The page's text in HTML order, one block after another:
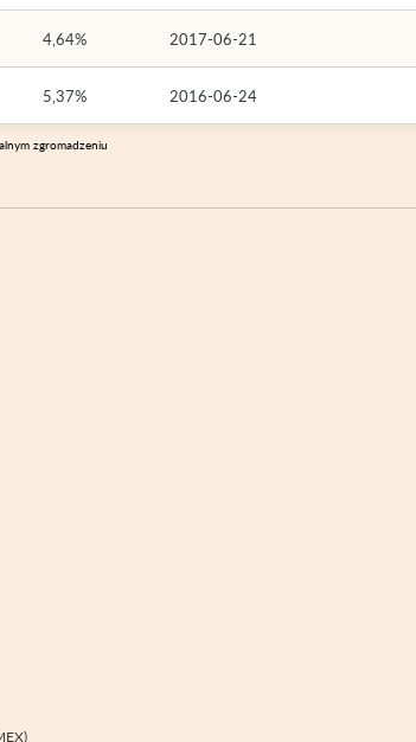
4,64% 2017-06-21
5,37% 2016-06-24
zgromadzeniu